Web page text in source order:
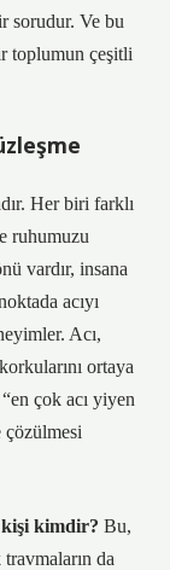
sorudur. Ve bu
toplumun çeşitli
Her biri farklı
ruhumuzu
vardır, insana
acıyı
Acı,
ortaya
çok acı yiyen
kişi kimdir? Bu,
da